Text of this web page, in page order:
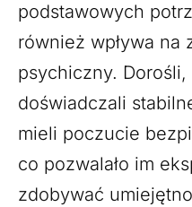
podstawowych
również wpływa na
psychiczny.
doświadczali
mieli poczucie
co pozwalało im
zdobywać